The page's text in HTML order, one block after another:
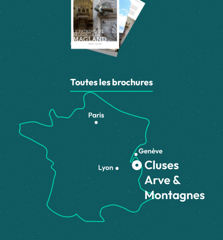
Toutes les brochures